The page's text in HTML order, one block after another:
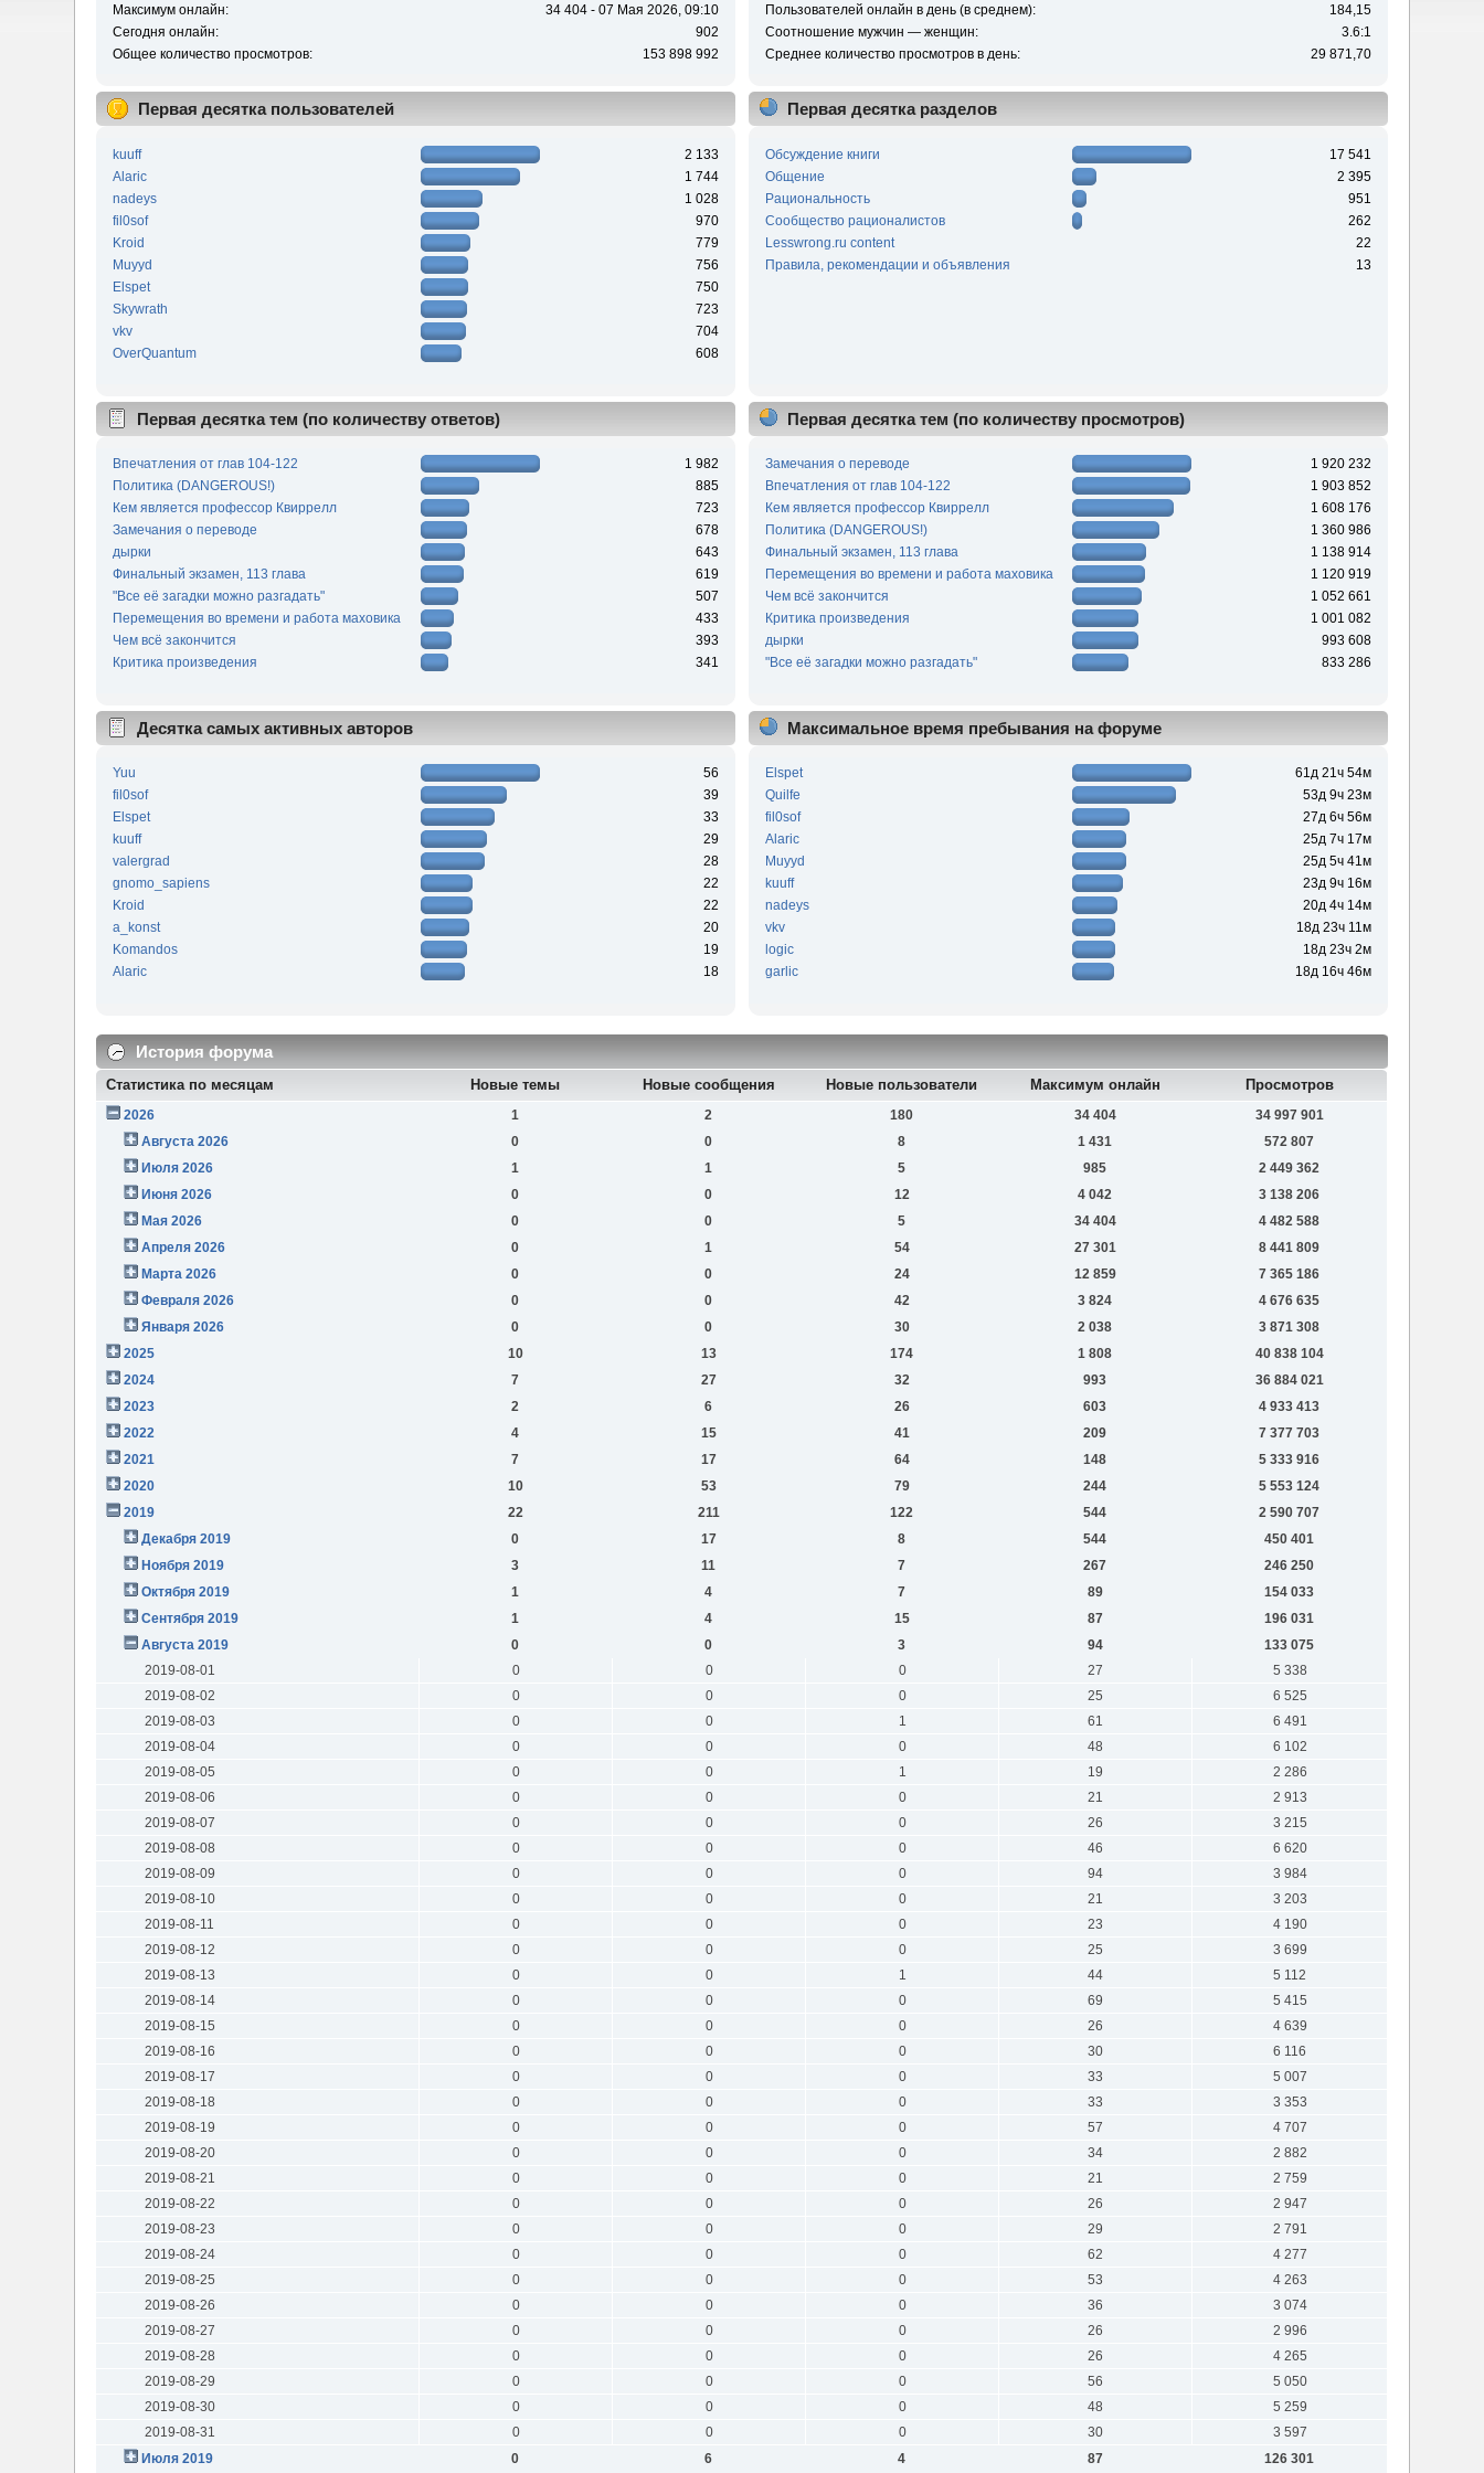
Максимум онлайн:
34 404 - 07 Мая 2026, 09:10
Сегодня онлайн:
902
Общее количество просмотров:
153 898 992
Пользователей онлайн в день (в среднем):
184,15
Соотношение мужчин — женщин:
3.6:1
Среднее количество просмотров в день:
29 871,70
Первая десятка пользователей
kuuff
2 133
Alaric
1 744
nadeys
1 028
fil0sof
970
Kroid
779
Muyyd
756
Elspet
750
Skywrath
723
vkv
704
OverQuantum
608
Первая десятка разделов
Обсуждение книги
17 541
Общение
2 395
Рациональность
951
Сообщество рационалистов
262
Lesswrong.ru content
22
Правила, рекомендации и объявления
13
Первая десятка тем (по количеству ответов)
Впечатления от глав 104-122
1 982
Политика (DANGEROUS!)
885
Кем является профессор Квиррелл
723
Замечания о переводе
678
дырки
643
Финальный экзамен, 113 глава
619
"Все её загадки можно разгадать"
507
Перемещения во времени и работа маховика
433
Чем всё закончится
393
Критика произведения
341
Первая десятка тем (по количеству просмотров)
Замечания о переводе
1 920 232
Впечатления от глав 104-122
1 903 852
Кем является профессор Квиррелл
1 608 176
Политика (DANGEROUS!)
1 360 986
Финальный экзамен, 113 глава
1 138 914
Перемещения во времени и работа маховика
1 120 919
Чем всё закончится
1 052 661
Критика произведения
1 001 082
дырки
993 608
"Все её загадки можно разгадать"
833 286
Десятка самых активных авторов
Yuu
56
fil0sof
39
Elspet
33
kuuff
29
valergrad
28
gnomo_sapiens
22
Kroid
22
a_konst
20
Komandos
19
Alaric
18
Максимальное время пребывания на форуме
Elspet
61д 21ч 54м
Quilfe
53д 9ч 23м
fil0sof
27д 6ч 56м
Alaric
25д 7ч 17м
Muyyd
25д 5ч 41м
kuuff
23д 9ч 16м
nadeys
20д 4ч 14м
vkv
18д 23ч 11м
logic
18д 23ч 2м
garlic
18д 16ч 46м
История форума
Статистика по месяцам Новые темы Новые сообщения Новые пользователи Максимум онлайн Просмотров
2026 1 2 180 34 404
34 997 901
Августа 2026
0 0 8 1 431
572 807
Июля 2026
1 1 5 985
2 449 362
Июня 2026
0 0 12 4 042
3 138 206
Мая 2026
0 0 5 34 404
4 482 588
Апреля 2026
0 1 54 27 301
8 441 809
Марта 2026
0 0 24 12 859
7 365 186
Февраля 2026
0 0 42 3 824
4 676 635
Января 2026
0 0 30 2 038
3 871 308
2025
10 13 174 1 808
40 838 104
2024
7 27 32 993
36 884 021
2023
2 6 26 603
4 933 413
2022
4 15 41 209
7 377 703
2021
7 17 64 148
5 333 916
2020
10 53 79 244
5 553 124
2019
22 211 122 544
2 590 707
Декабря 2019
0 17 8 544
450 401
Ноября 2019
3 11 7 267
246 250
Октября 2019
1 4 7 89
154 033
Сентября 2019
1 4 15 87
196 031
Августа 2019
0 0 3 94
133 075
2019-08-01
0 0 0 27
5 338
2019-08-02
0 0 0 25
6 525
2019-08-03
0 0 1 61
6 491
2019-08-04
0 0 0 48
6 102
2019-08-05
0 0 1 19
2 286
2019-08-06
0 0 0 21
2 913
2019-08-07
0 0 0 26
3 215
2019-08-08
0 0 0 46
6 620
2019-08-09
0 0 0 94
3 984
2019-08-10
0 0 0 21
3 203
2019-08-11
0 0 0 23
4 190
2019-08-12
0 0 0 25
3 699
2019-08-13
0 0 1 44
5 112
2019-08-14
0 0 0 69
5 415
2019-08-15
0 0 0 26
4 639
2019-08-16
0 0 0 30
6 116
2019-08-17
0 0 0 33
5 007
2019-08-18
0 0 0 33
3 353
2019-08-19
0 0 0 57
4 707
2019-08-20
0 0 0 34
2 882
2019-08-21
0 0 0 21
2 759
2019-08-22
0 0 0 26
2 947
2019-08-23
0 0 0 29
2 791
2019-08-24
0 0 0 62
4 277
2019-08-25
0 0 0 53
4 263
2019-08-26
0 0 0 36
3 074
2019-08-27
0 0 0 26
2 996
2019-08-28
0 0 0 26
4 265
2019-08-29
0 0 0 56
5 050
2019-08-30
0 0 0 48
5 259
2019-08-31
0 0 0 30
3 597
Июля 2019
0 6 4 87 126 301